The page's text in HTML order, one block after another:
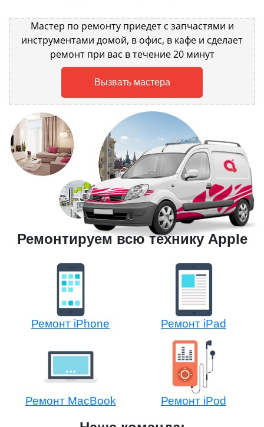
Мастер по ремонту приедет с запчастями и
инструментами домой, в офис, в кафе и сделает
ремонт при вас в течение 20 минут
Вызвать мастера
Ремонтируем всю технику Apple
Ремонт iPhone Ремонт iPad
Ремонт MacBook Ремонт iPod